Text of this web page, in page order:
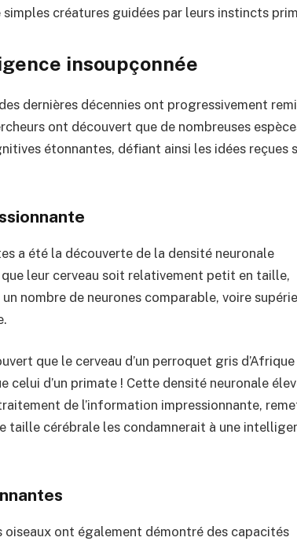
créatures guidées par leurs instincts
insoupçonnée
dernières décennies ont progressivement
ont découvert que de nombreuses
étonnantes, défiant ainsi les idées reçues
a été la découverte de la densité neuronale
leur cerveau soit relativement petit en taille,
nombre de neurones comparable, voire
que le cerveau d’un perroquet gris d’Afrique
celui d’un primate ! Cette densité neuronale
de l’information impressionnante,
taille cérébrale les condamnerait à une
ont également démontré des capacités